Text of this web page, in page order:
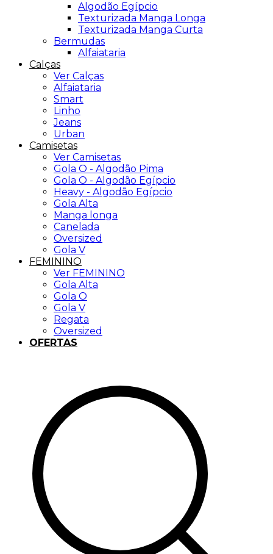
Algodão Egípcio
Texturizada Manga Longa
Texturizada Manga Curta
Bermudas
Alfaiataria
Calças
Ver Calças
Alfaiataria
Smart
Linho
Jeans
Urban
Camisetas
Ver Camisetas
Gola O - Algodão Pima
Gola O - Algodão Egípcio
Heavy - Algodão Egípcio
Gola Alta
Manga longa
Canelada
Oversized
Gola V
FEMININO
Ver FEMININO
Gola Alta
Gola O
Gola V
Regata
Oversized
OFERTAS